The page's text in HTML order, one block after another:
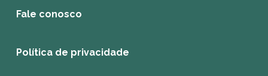
Fale conosco
Política de privacidade